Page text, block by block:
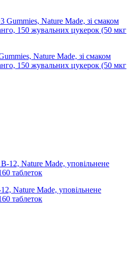
Nature Made, зі смаком
150 жувальних цукерок (50 мкг
Nature Made, уповільнене
таблеток